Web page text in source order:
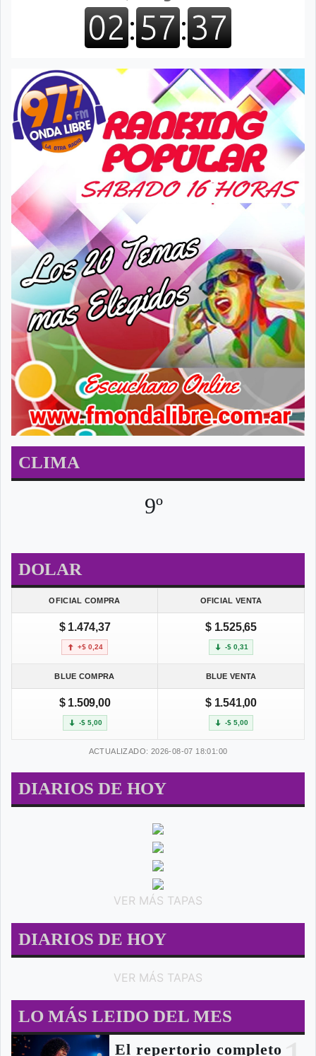
CLIMA
9º
DOLAR
OFICIAL COMPRA OFICIAL VENTA
$ 1.474,37
+$ 0,24
$ 1.525,65
-$ 0,31
BLUE COMPRA BLUE VENTA
$ 1.509,00
-$ 5,00
$ 1.541,00
-$ 5,00
ACTUALIZADO: 2026-08-07 18:01:00
DIARIOS DE HOY
VER MÁS TAPAS
DIARIOS DE HOY
VER MÁS TAPAS
LO MÁS LEIDO DEL MES
El repertorio completo